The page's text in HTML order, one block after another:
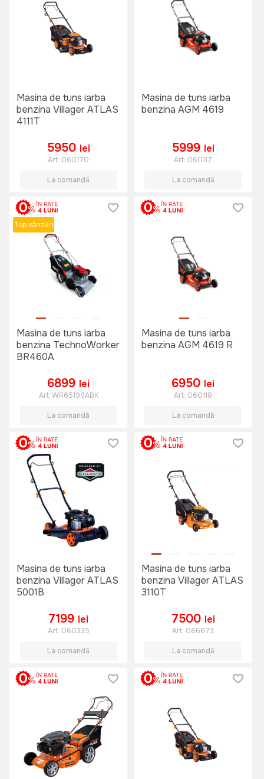
Masina de tuns iarba
benzina Villager ATLAS
4111T
5950 lei
Art: 060170
La comandă
Masina de tuns iarba
benzina AGM 4619
5999 lei
Art: 060117
La comandă
Top vânzări
Masina de tuns iarba
benzina TechnoWorker
BR460A
6899 lei
Art:WR65199ABK
La comandă
Masina de tuns iarba
benzina AGM 4619 R
6950 lei
Art: 060118
La comandă
Masina de tuns iarba
benzina Villager ATLAS
5001B
7199 lei
Art: 060335
La comandă
Masina de tuns iarba
benzina Villager ATLAS
3110T
7500 lei
Art: 066673
La comandă